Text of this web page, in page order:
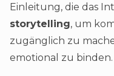
Einleitung, die das
storytelling, um
zugänglich zu
emotional zu binden.